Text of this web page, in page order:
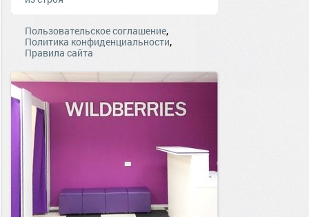
Пользовательское соглашение,
Политика конфиденциальности,
Правила сайта